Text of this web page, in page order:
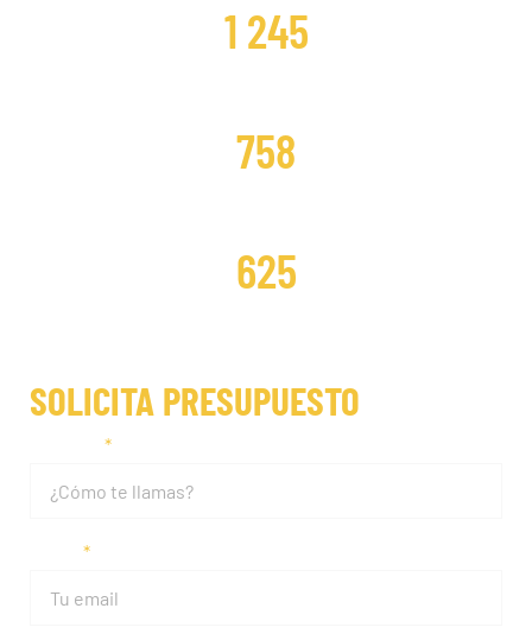
SOLICITA PRESUPUESTO
1 245
758
625